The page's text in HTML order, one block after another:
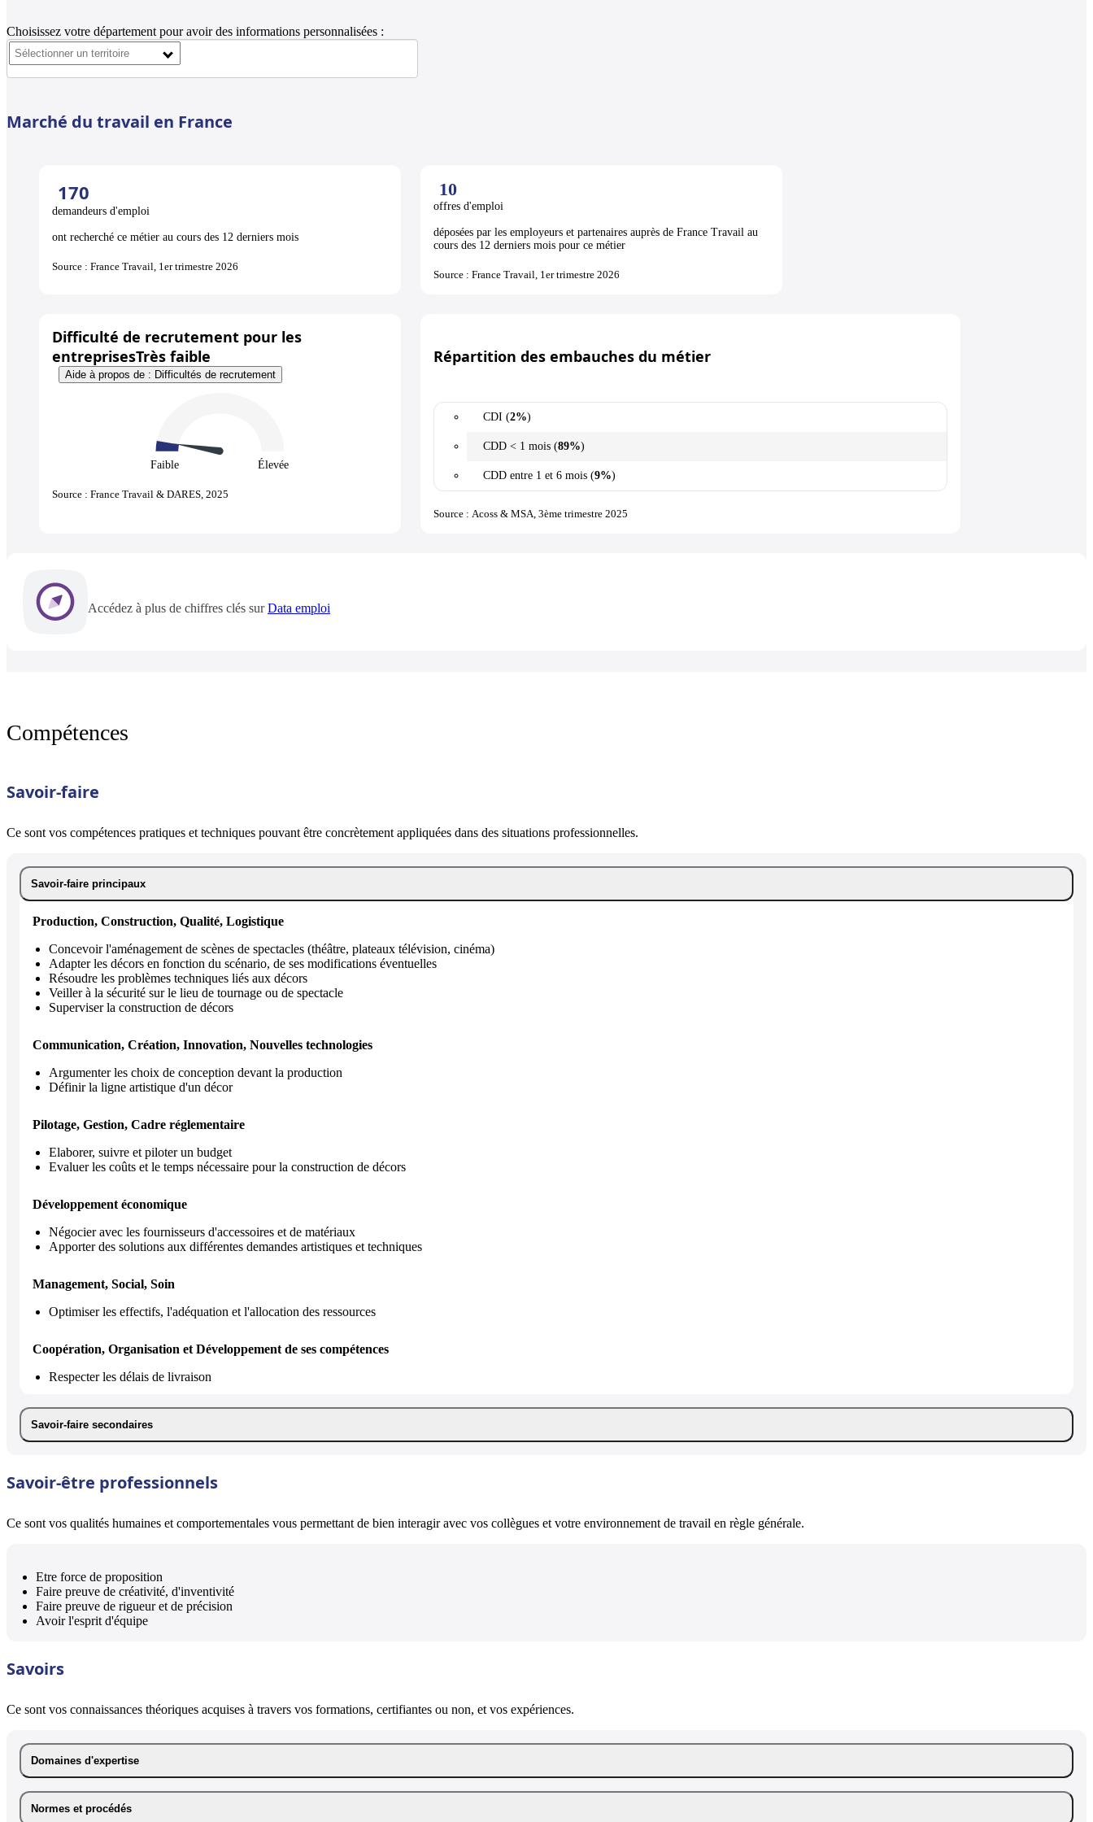
Choisissez votre département pour avoir des informations personnalisées :
Marché du travail en France
170
demandeurs d'emploi
ont recherché ce métier au cours des 12 derniers mois
Source : France Travail, 1er trimestre 2026
10
offres d'emploi
déposées par les employeurs et partenaires auprès de France Travail au
cours des 12 derniers mois pour ce métier
Source : France Travail, 1er trimestre 2026
Difficulté de recrutement pour les
entreprisesTrès faible
Aide à propos de : Difficultés de recrutement
Faible Élevée
Source : France Travail & DARES, 2025
Répartition des embauches du métier
CDI (2%)
CDD < 1 mois (89%)
CDD entre 1 et 6 mois (9%)
Source : Acoss & MSA, 3ème trimestre 2025
Accédez à plus de chiffres clés surData emploi
Compétences
Savoir-faire
Ce sont vos compétences pratiques et techniques pouvant être concrètement appliquées dans des situations professionnelles.
Savoir-faire principaux
Production, Construction, Qualité, Logistique
Concevoir l'aménagement de scènes de spectacles (théâtre, plateaux télévision, cinéma)
Adapter les décors en fonction du scénario, de ses modifications éventuelles
Résoudre les problèmes techniques liés aux décors
Veiller à la sécurité sur le lieu de tournage ou de spectacle
Superviser la construction de décors
Communication, Création, Innovation, Nouvelles technologies
Argumenter les choix de conception devant la production
Définir la ligne artistique d'un décor
Pilotage, Gestion, Cadre réglementaire
Elaborer, suivre et piloter un budget
Evaluer les coûts et le temps nécessaire pour la construction de décors
Développement économique
Négocier avec les fournisseurs d'accessoires et de matériaux
Apporter des solutions aux différentes demandes artistiques et techniques
Management, Social, Soin
Optimiser les effectifs, l'adéquation et l'allocation des ressources
Coopération, Organisation et Développement de ses compétences
Respecter les délais de livraison
Savoir-faire secondaires
Savoir-être professionnels
Ce sont vos qualités humaines et comportementales vous permettant de bien interagir avec vos collègues et votre environnement de travail en règle générale.
Etre force de proposition
Faire preuve de créativité, d'inventivité
Faire preuve de rigueur et de précision
Avoir l'esprit d'équipe
Savoirs
Ce sont vos connaissances théoriques acquises à travers vos formations, certifiantes ou non, et vos expériences.
Domaines d'expertise
Normes et procédés